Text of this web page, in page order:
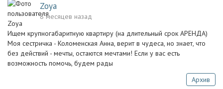
Zoya
8 месяцев назад
Ищем крупногабаритную квартиру (на длительный срок АРЕНДА)
Моя сестричка - Коломенская Анна, верит в чудеса, но знает, что
без действий - мечты, остаются мечтами! Если у вас есть
возможность помочь, будем рады
Архив